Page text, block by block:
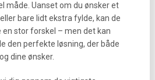
måde. Uanset om du ønsker et
bare lidt ekstra fylde, kan de
stor forskel – men det kan
den perfekte løsning, der både
dine ønsker.